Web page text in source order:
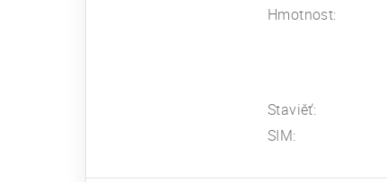
Hmotnost:
Staviěť:
SIM: